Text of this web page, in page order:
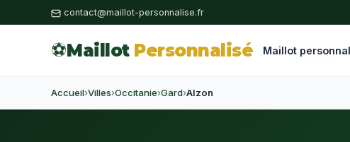
contact@maillot-personnalise.fr
⚽Maillot Personnalisé Maillot
Accueil›Villes›Occitanie›Gard›Alzon